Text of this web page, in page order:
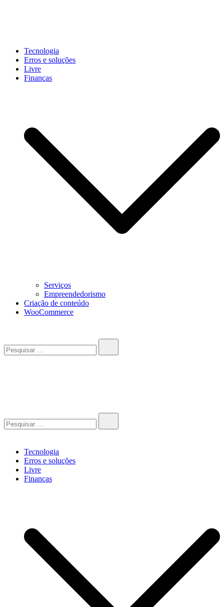
John-Henrique
Distribuindo conteúdo útil
Tecnologia
Erros e soluções
Livre
Finanças
Serviços
Empreendedorismo
Criação de conteúdo
WooCommerce
Tecnologia
Erros e soluções
Livre
Finanças